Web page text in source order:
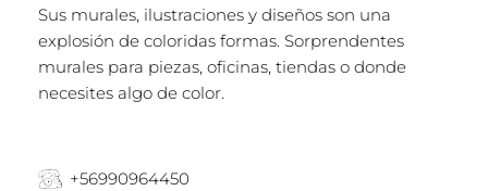
Sus murales, ilustraciones y diseños son una
explosión de coloridas formas. Sorprendentes
murales para piezas, oficinas, tiendas o donde
necesites algo de color.
+56990964450